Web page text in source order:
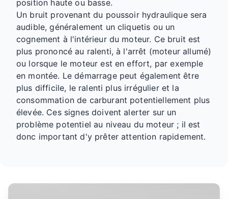
position haute ou basse.
Un bruit provenant du poussoir hydraulique sera
audible, généralement un cliquetis ou un
cognement à l'intérieur du moteur. Ce bruit est
plus prononcé au ralenti, à l'arrêt (moteur allumé)
ou lorsque le moteur est en effort, par exemple
en montée. Le démarrage peut également être
plus difficile, le ralenti plus irrégulier et la
consommation de carburant potentiellement plus
élevée. Ces signes doivent alerter sur un
problème potentiel au niveau du moteur ; il est
donc important d'y prêter attention rapidement.